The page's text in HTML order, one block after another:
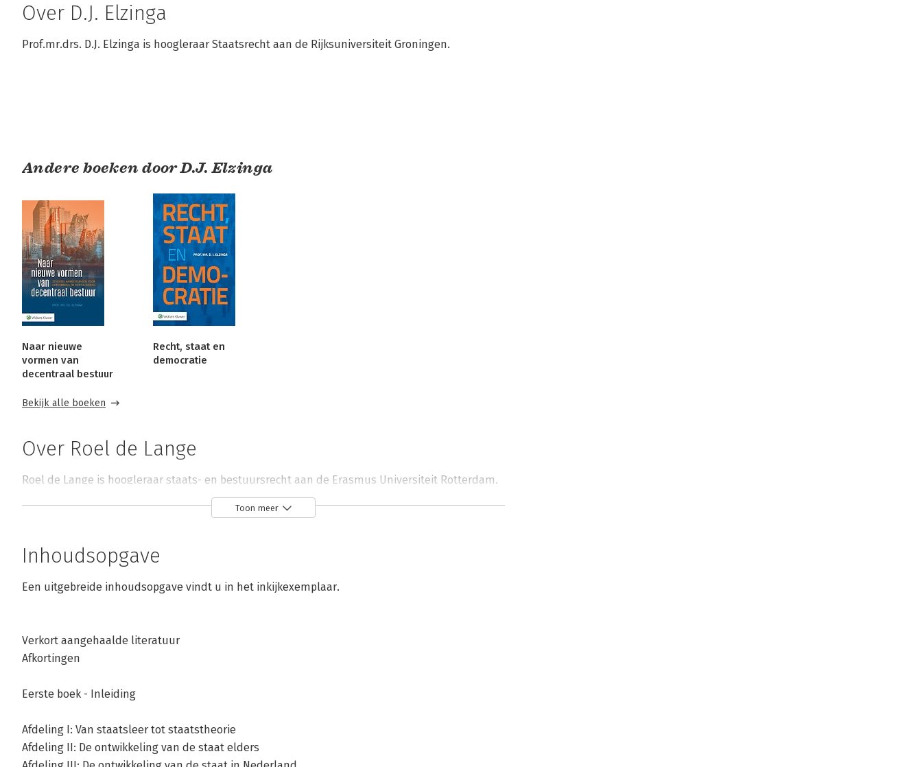
Over D.J. Elzinga
Prof.mr.drs. D.J. Elzinga is hoogleraar Staatsrecht aan de Rijksuniversiteit Groningen.
Andere boeken door D.J. Elzinga
Naar nieuwe
vormen van
decentraal bestuur
Recht, staat en
democratie
Bekijk alle boeken
Over Roel de Lange
Roel de Lange is hoogleraar staats- en bestuursrecht aan de Erasmus Universiteit Rotterdam.
Bekijk alle boeken
Toon meer
Inhoudsopgave
Een uitgebreide inhoudsopgave vindt u in het inkijkexemplaar.
Verkort aangehaalde literatuur
Afkortingen
Eerste boek - Inleiding
Afdeling I: Van staatsleer tot staatstheorie
Afdeling II: De ontwikkeling van de staat elders